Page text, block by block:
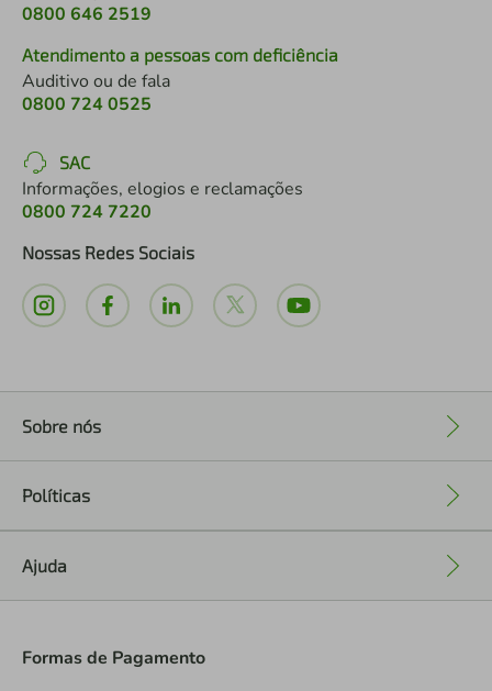
0800 646 2519
Atendimento a pessoas com deficiência
Auditivo ou de fala
0800 724 0525
SAC
Informações, elogios e reclamações
0800 724 7220
Nossas Redes Sociais
Sobre nós
Políticas
Ajuda
Formas de Pagamento